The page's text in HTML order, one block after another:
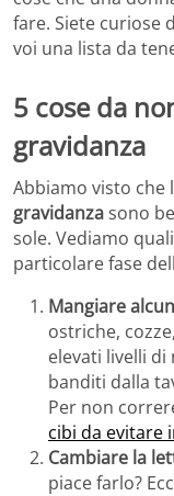
fare. Siete curiose
voi una lista da
5 cose da
gravidanza
Abbiamo visto che
gravidanzasono
sole. Vediamo
particolare fase
Mangiare
ostriche,
elevati livelli
banditi dalla
Per non
cibi da evitare
Cambiare la
piace farlo?